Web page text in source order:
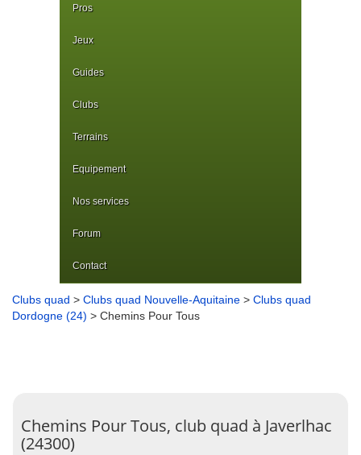
Pros
Jeux
Guides
Clubs
Terrains
Equipement
Nos services
Forum
Contact
Clubs quad > Clubs quad Nouvelle-Aquitaine > Clubs quad
Dordogne (24) > Chemins Pour Tous
Chemins Pour Tous, club quad à Javerlhac
(24300)